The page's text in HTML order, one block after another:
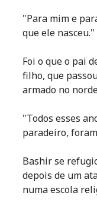
"Para mim e
que ele nasceu."
Foi o que o pai
filho, que
armado no
"Todos esses
paradeiro,
Bashir se
depois de um
numa escola